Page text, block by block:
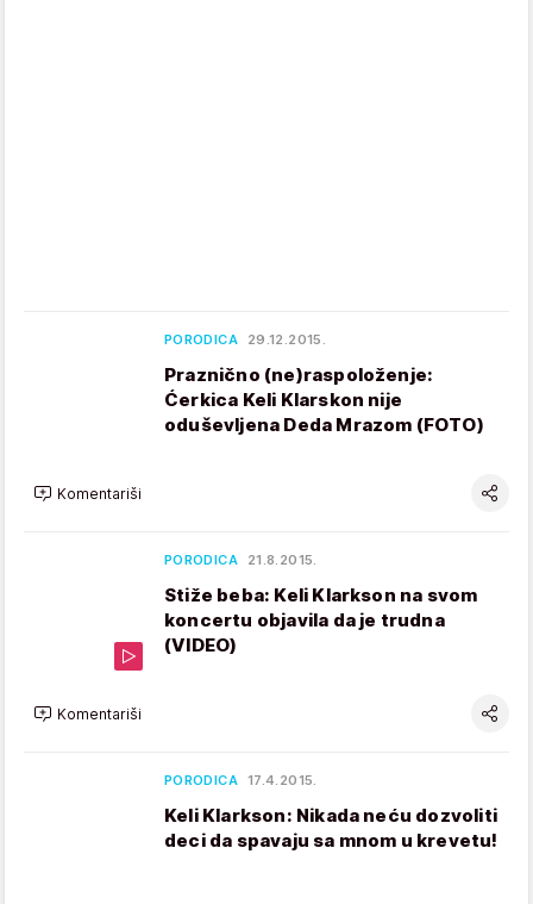
PORODICA 29.12.2015.
Praznično (ne)raspoloženje:
Ćerkica Keli Klarskon nije
oduševljena Deda Mrazom (FOTO)
Komentariši
PORODICA 21.8.2015.
Stiže beba: Keli Klarkson na svom
koncertu objavila da je trudna
(VIDEO)
Komentariši
PORODICA 17.4.2015.
Keli Klarkson: Nikada neću dozvoliti
deci da spavaju sa mnom u krevetu!